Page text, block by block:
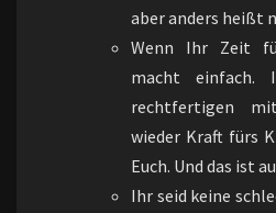
aber anders heißt
Wenn Ihr Zeit
macht einfach.
rechtfertigen
wieder Kraft fürs
Euch. Und das ist
Ihr seid keine